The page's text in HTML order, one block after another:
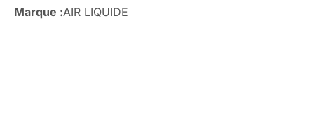
Marque :AIR LIQUIDE